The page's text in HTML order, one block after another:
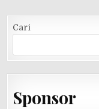
Cari
Sponsor